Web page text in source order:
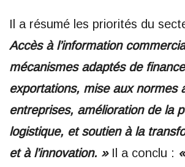
Il a résumé les priorités du
Accès à l’information
mécanismes adaptés de
exportations, mise aux normes
entreprises, amélioration de la
logistique, et soutien à la
et à l’innovation. »Il a conclu :